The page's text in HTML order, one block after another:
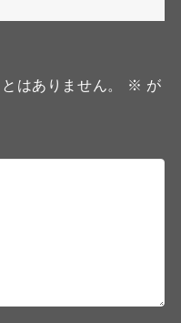
はありません。 ※ が